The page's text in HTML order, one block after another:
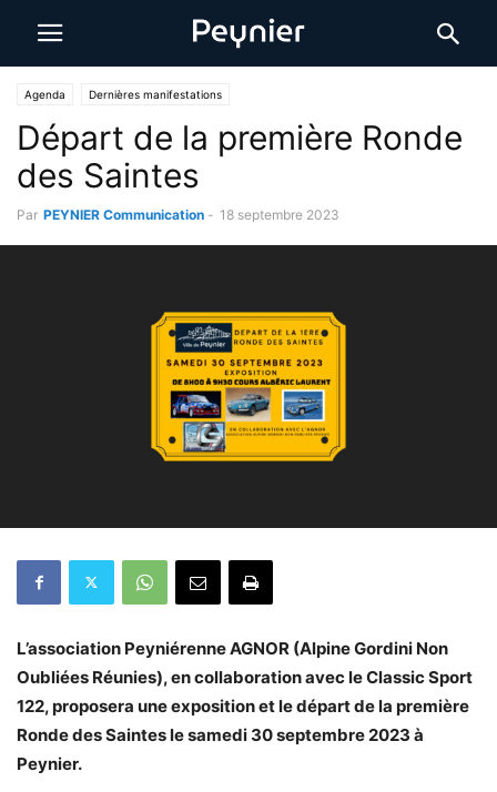
Agenda Dernières manifestations
Départ de la première Ronde
des Saintes
Par PEYNIER Communication - 18 septembre 2023
L’association Peyniérenne AGNOR (Alpine Gordini Non
Oubliées Réunies), en collaboration avec le Classic Sport
122, proposera une exposition et le départ de la première
Ronde des Saintes le samedi 30 septembre 2023 à
Peynier.